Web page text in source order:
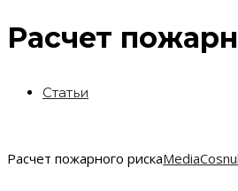
Расчет
Статьи
Расчет пожарного рискаMediaCosnul